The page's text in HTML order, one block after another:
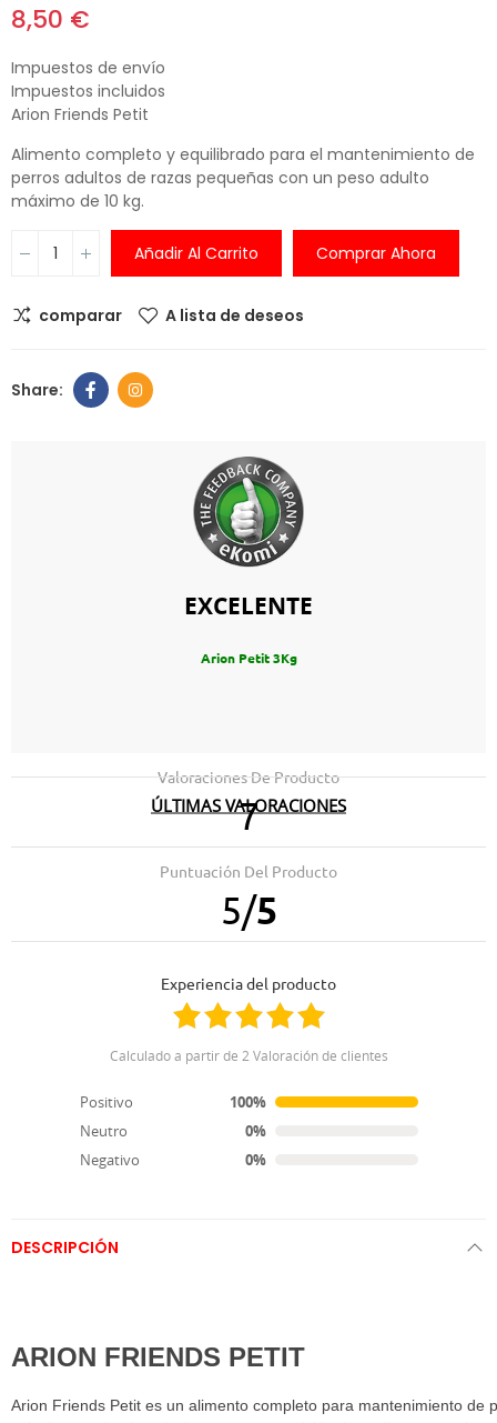
8,50 €
Impuestos de envío
Impuestos incluidos
Arion Friends Petit
Alimento completo y equilibrado para el mantenimiento de
perros adultos de razas pequeñas con un peso adulto
máximo de 10 kg.
Añadir Al Carrito Comprar Ahora
comparar A lista de deseos
EXCELENTE
Arion Petit 3Kg
Valoraciones De Producto
7
Puntuación Del Producto
5/5
Experiencia del producto
Calculado a partir de 2 Valoración de clientes
Positivo
100%
Neutro
0%
Negativo
0%
ÚLTIMAS VALORACIONES
Muy contento con el servicio y trato***
08.09.2020
Le chifla s mi Lua
06.01.2020
Buenísimo
17.01.2019
Buenísimo
DESCRIPCIÓN
ARION FRIENDS PETIT
Arion Friends Petit es un alimento completo para mantenimiento de